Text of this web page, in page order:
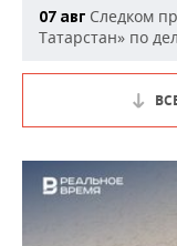
07 авг Следком
Татарстан» по